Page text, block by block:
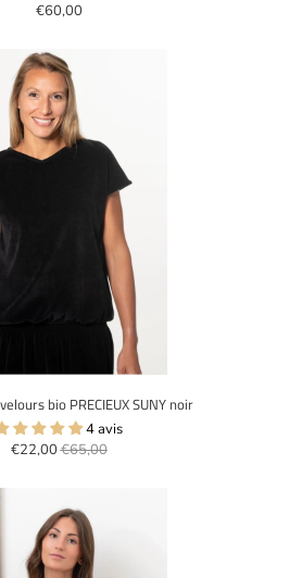
€60,00
bio PRECIEUX SUNY noir
4 avis
€22,00€65,00